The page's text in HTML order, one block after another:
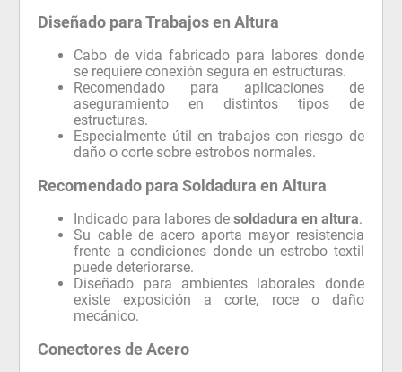
Diseñado para Trabajos en Altura
Cabo de vida fabricado para labores donde
se requiere conexión segura en estructuras.
Recomendado para aplicaciones de
aseguramiento en distintos tipos de
estructuras.
Especialmente útil en trabajos con riesgo de
daño o corte sobre estrobos normales.
Recomendado para Soldadura en Altura
Indicado para labores desoldadura en altura.
Su cable de acero aporta mayor resistencia
frente a condiciones donde un estrobo textil
puede deteriorarse.
Diseñado para ambientes laborales donde
existe exposición a corte, roce o daño
mecánico.
Conectores de Acero